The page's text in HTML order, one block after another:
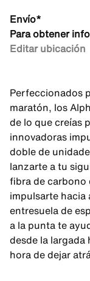
Envío*
Para obtener
Editar ubicación
Perfeccionados
maratón, los
de lo que creías
innovadoras
doble de
lanzarte a tu
fibra de carbono
impulsarte
entresuela de
a la punta te
desde la largada
hora de dejar